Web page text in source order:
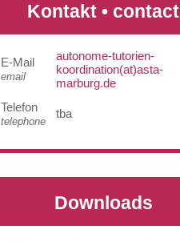
Kontakt • contact
E-Mail
email
autonome-tutorien-
koordination(at)asta-
marburg.de
Telefon
telephone
tba
Downloads